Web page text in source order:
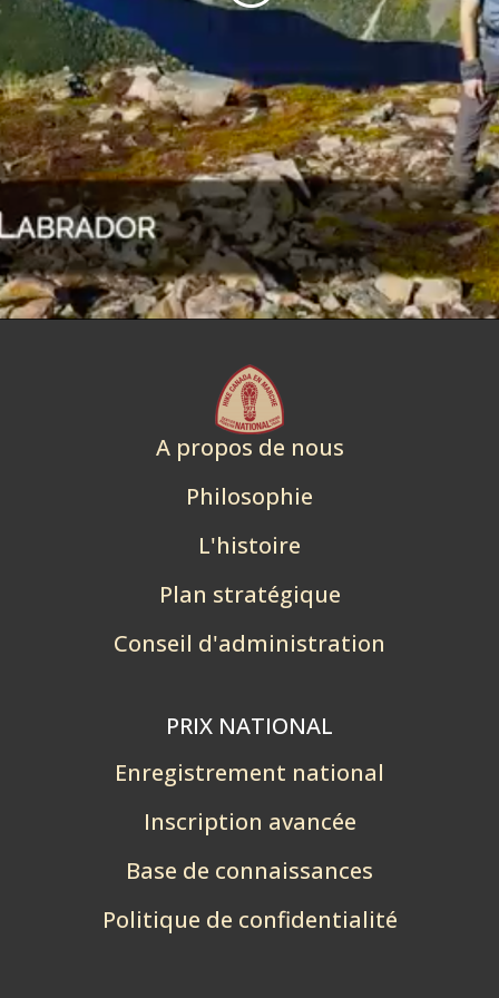
A propos de nous
Philosophie
L'histoire
Plan stratégique
Conseil d'administration
PRIX NATIONAL
Enregistrement national
Inscription avancée
Base de connaissances
Politique de confidentialité